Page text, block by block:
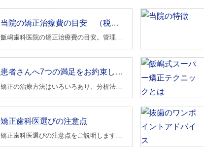
当院の矯正治療費の目安 （税込み）
飯嶋歯科医院の矯正治療費の目安。管理料は馬鹿になりません。 料金を明白にしてくれない所は、料金が不透明であったりしますから、十分に気をつけて下さい。
患者さんへ7つの満足をお約束します
矯正歯科医選びの注意点